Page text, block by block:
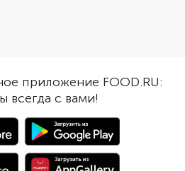
приложение FOOD.RU:
всегда с вами!